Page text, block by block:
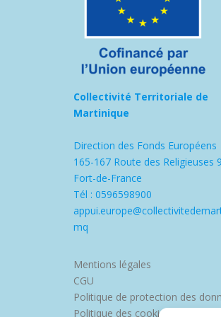
Collectivité Territoriale de
Martinique
Direction des Fonds Européens
165-167 Route des Religieuses
Fort-de-France
Tél : 0596598900
mq
Mentions légales
CGU
Politique de protection des
Politique des cookies